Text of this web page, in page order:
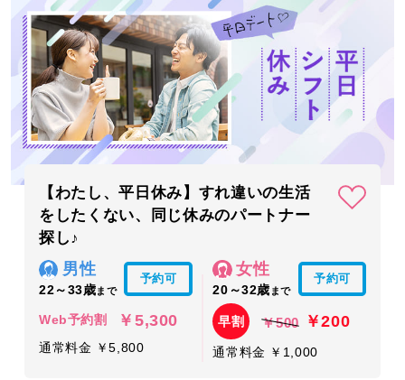
【わたし、平日休み】すれ違いの生活
をしたくない、同じ休みのパートナー
探し♪
男性
22～33歳まで
予約可
Web予約割 ￥5,300
通常料金 ￥5,800
女性
20～32歳 まで
予約可
早割 ￥500 ￥200
通常料金 ￥1,000